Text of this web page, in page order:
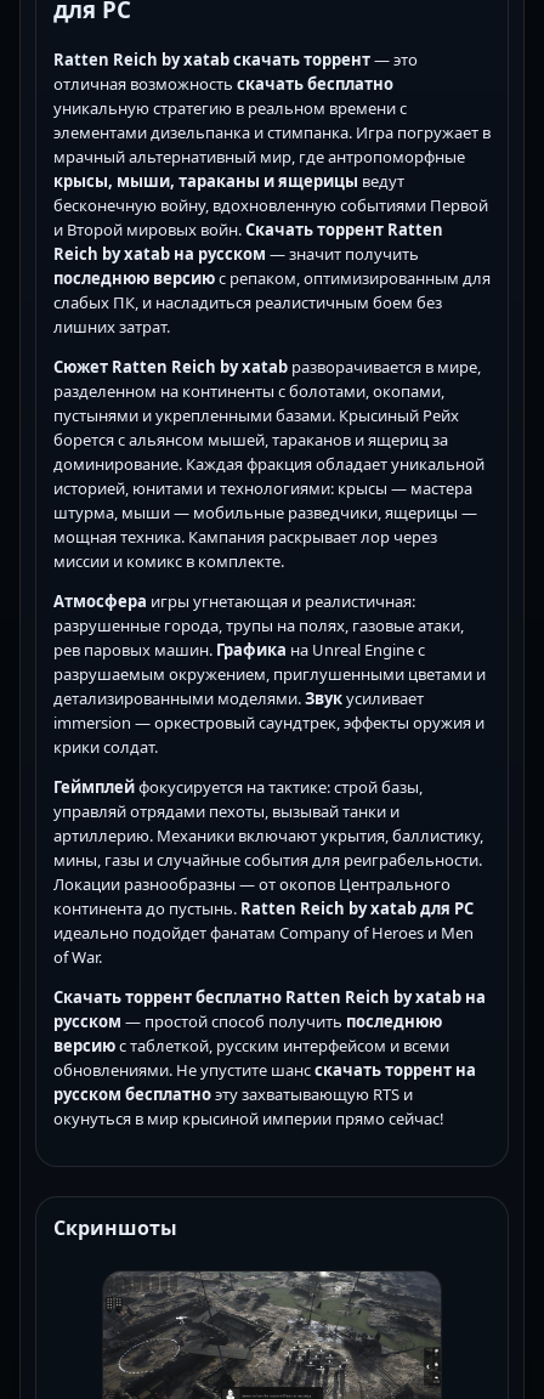
для PC
Ratten Reich by xatab скачать торрент— это
отличная возможность скачать бесплатно
уникальную стратегию в реальном времени с
элементами дизельпанка и стимпанка. Игра погружает в
мрачный альтернативный мир, где антропоморфные
крысы, мыши, тараканы и ящерицы ведут
бесконечную войну, вдохновленную событиями Первой
и Второй мировых войн.Скачать торрент Ratten
Reich by xatab на русском — значит получить
последнюю версиюс репаком, оптимизированным для
слабых ПК, и насладиться реалистичным боем без
лишних затрат.
Сюжет Ratten Reich by xatab разворачивается в мире,
разделенном на континенты с болотами, окопами,
пустынями и укрепленными базами. Крысиный Рейх
борется с альянсом мышей, тараканов и ящериц за
доминирование. Каждая фракция обладает уникальной
историей, юнитами и технологиями: крысы — мастера
штурма, мыши — мобильные разведчики, ящерицы —
мощная техника. Кампания раскрывает лор через
миссии и комикс в комплекте.
Атмосфера игры угнетающая и реалистичная:
разрушенные города, трупы на полях, газовые атаки,
рев паровых машин. Графика на Unreal Engine с
разрушаемым окружением, приглушенными цветами и
детализированными моделями.Звукусиливает
immersion — оркестровый саундтрек, эффекты оружия и
крики солдат.
Геймплейфокусируется на тактике: строй базы,
управляй отрядами пехоты, вызывай танки и
артиллерию. Механики включают укрытия, баллистику,
мины, газы и случайные события для реиграбельности.
Локации разнообразны — от окопов Центрального
континента до пустынь. Ratten Reich by xatab для PC
идеально подойдет фанатам Company of Heroes и Men
of War.
Скачать торрент бесплатно Ratten Reich by xatab на
русском — простой способ получить последнюю
версиюс таблеткой, русским интерфейсом и всеми
обновлениями. Не упустите шансскачать торрент на
русском бесплатноэту захватывающую RTS и
окунуться в мир крысиной империи прямо сейчас!
Скриншоты